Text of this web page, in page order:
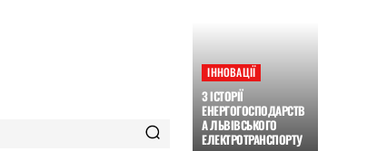
ІННОВАЦІЇ
З ІСТОРІЇ
ЕНЕРГОГОСПОДАРСТВ
А ЛЬВІВСЬКОГО
ЕЛЕКТРОТРАНСПОРТУ